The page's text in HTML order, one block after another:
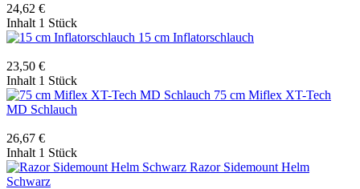
24,62 €
Inhalt 1 Stück
15 cm Inflatorschlauch
23,50 €
Inhalt 1 Stück
75 cm Miflex XT-Tech
MD Schlauch
26,67 €
Inhalt 1 Stück
Razor Sidemount Helm
Schwarz